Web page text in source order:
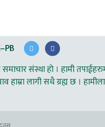
संस्था हो । हामी
लागी सधै ग्रह्य छ ।